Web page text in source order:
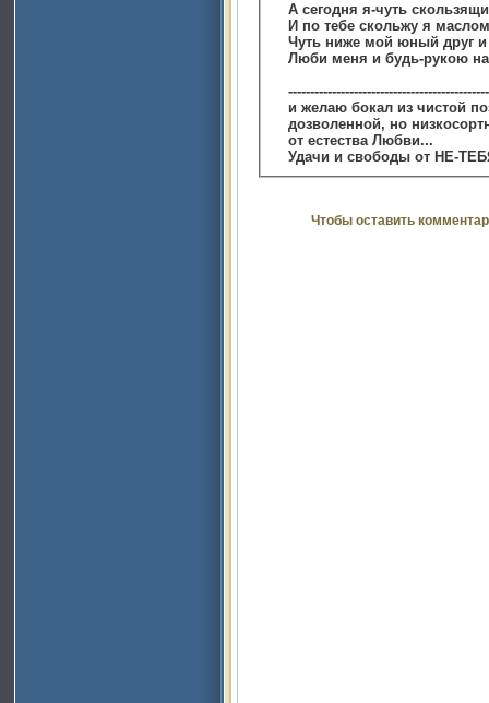
А сегодня я-чуть
И по тебе скольжу я
Чуть ниже мой юный друг
Люби меня и будь-рукою
и желаю бокал из чистой поэзии, без
дозволенной, но
от естества Любви...
Удачи и свободы от НЕ-
Чтобы оставить